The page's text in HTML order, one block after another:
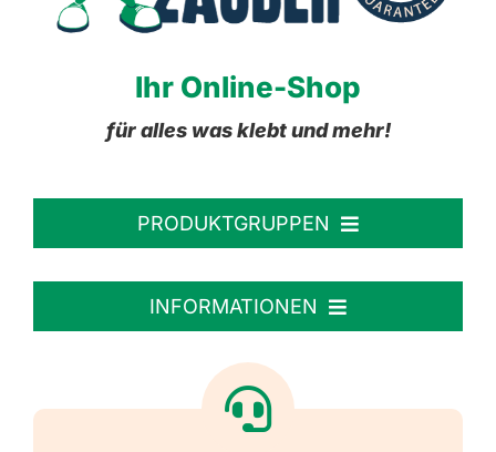
Ihr Online-Shop
für alles was klebt und mehr!
PRODUKTGRUPPEN
Personalisierte Aufkleber
Reflektierende Aufkleber
INFORMATIONEN